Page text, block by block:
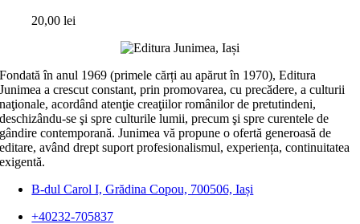
20,00lei
Fondată în anul 1969 (primele cărți au apărut în 1970), Editura
Junimea a crescut constant, prin promovarea, cu precădere, a culturii
naţionale, acordând atenţie creaţiilor românilor de pretutindeni,
deschizându-se şi spre culturile lumii, precum şi spre curentele de
gândire contemporană. Junimea vă propune o ofertă generoasă de
editare, având drept suport profesionalismul, experiența, continuitatea
exigentă.
B-dul Carol I, Grădina Copou, 700506, Iași
+40232-705837